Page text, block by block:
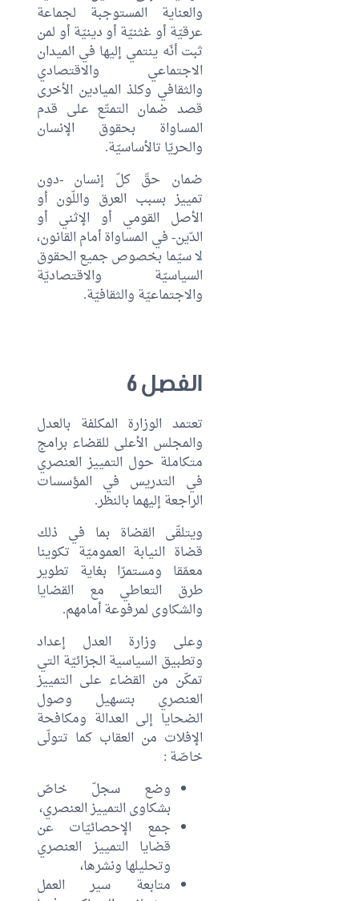
والعناية المستوجبة لجماعة
عرقيّة أو غثنيّة أو دينيّة أو لمن
ثبت أنّه ينتمي إليها في الميدان
الاجتماعي والاقتصادي
والثقافي وكلذ الميادين الأخرى
قصد ضمان التمتّع على قدم
المساواة بحقوق الإنسان
والحريّا تالأساسيّة.
ضمان حقّ كلّ إنسان -دون
تمييز بسبب العرق واللّون أو
الأصل القومي أو الإثني أو
الدّين- في المساواة أمام القانون،
لا سيّما بخصوص جميع الحقوق
السياسيّة والاقتصاديّة
والاجتماعيّة والثقافيّة.
الفصل 6
تعتمد الوزارة المكلفة بالعدل
والمجلس الأعلى للقضاء برامج
متكاملة حول التمييز العنصري
في التدريس في المؤسسات
الراجعة إليهما بالنظر.
ويتلقّى القضاة بما في ذلك
قضاة النيابة العموميّة تكوينا
معمّقا ومستمرّا بغاية تطوير
طرق التعاطي مع القضايا
والشكاوى لمرفوعة أمامهم.
وعلى وزارة العدل إعداد
وتطبيق السياسية الجزائيّة التي
تمكّن من القضاء على التمييز
العنصري بتسهيل وصول
الضحايا إلى العدالة ومكافحة
الإفلات من العقاب كما تتولّى
خاصّة :
وضع سجلّ خاصّ
بشكاوى التمييز العنصري،
جمع الإحصائيّات عن
قضايا التمييز العنصري
وتحليلها ونشرها،
متابعة سير العمل